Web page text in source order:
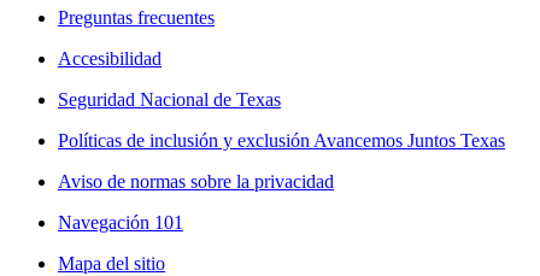
Preguntas frecuentes
Accesibilidad
Seguridad Nacional de Texas
Políticas de inclusión y exclusión Avancemos Juntos Texas
Aviso de normas sobre la privacidad
Navegación 101
Mapa del sitio